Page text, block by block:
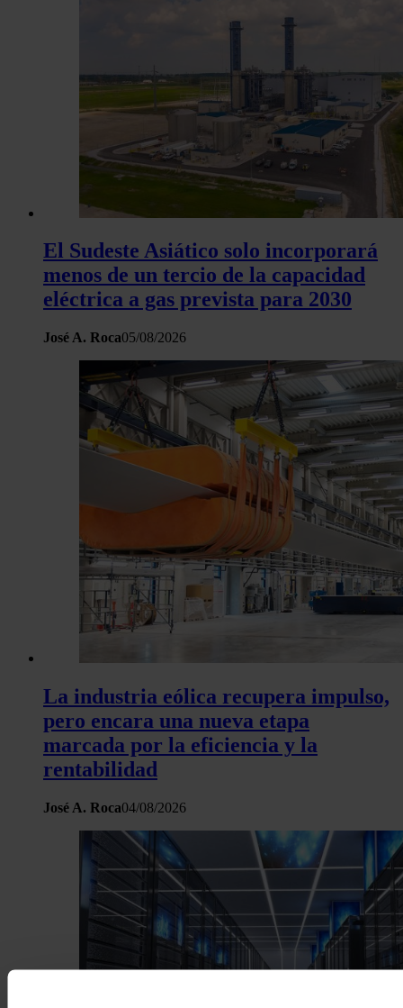
El Sudeste Asiático solo incorporará
menos de un tercio de la capacidad
eléctrica a gas prevista para 2030
José A. Roca05/08/2026
La industria eólica recupera impulso,
pero encara una nueva etapa
marcada por la eficiencia y la
rentabilidad
José A. Roca04/08/2026